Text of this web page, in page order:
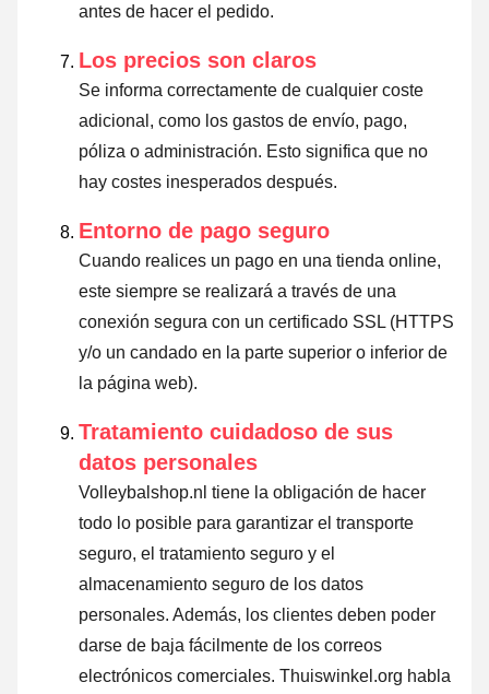
antes de hacer el pedido.
Los precios son claros
Se informa correctamente de cualquier coste
adicional, como los gastos de envío, pago,
póliza o administración. Esto significa que no
hay costes inesperados después.
Entorno de pago seguro
Cuando realices un pago en una tienda online,
este siempre se realizará a través de una
conexión segura con un certificado SSL (HTTPS
y/o un candado en la parte superior o inferior de
la página web).
Tratamiento cuidadoso de sus
datos personales
Volleybalshop.nl tiene la obligación de hacer
todo lo posible para garantizar el transporte
seguro, el tratamiento seguro y el
almacenamiento seguro de los datos
personales. Además, los clientes deben poder
darse de baja fácilmente de los correos
electrónicos comerciales. Thuiswinkel.org habla